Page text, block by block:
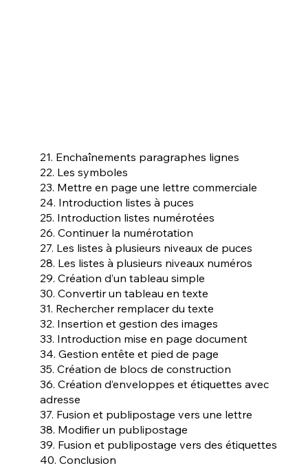
21. Enchaînements paragraphes lignes
22. Les symboles
23. Mettre en page une lettre commerciale
24. Introduction listes à puces
25. Introduction listes numérotées
26. Continuer la numérotation
27. Les listes à plusieurs niveaux de puces
28. Les listes à plusieurs niveaux numéros
29. Création d’un tableau simple
30. Convertir un tableau en texte
31. Rechercher remplacer du texte
32. Insertion et gestion des images
33. Introduction mise en page document
34. Gestion entête et pied de page
35. Création de blocs de construction
36. Création d’enveloppes et étiquettes avec
adresse
37. Fusion et publipostage vers une lettre
38. Modifier un publipostage
39. Fusion et publipostage vers des étiquettes
40. Conclusion